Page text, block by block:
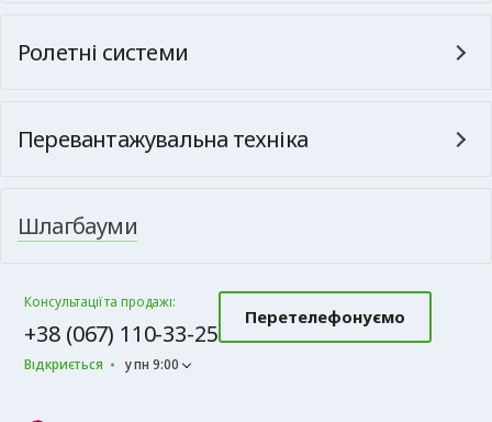
Ролетні системи
Перевантажувальна техніка
Шлагбауми
Консультації та продажі:
+38 (067) 110-33-25
Відкриється у пн 9:00
Перетелефонуємо